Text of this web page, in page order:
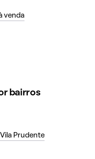
venda
bairros
Prudente